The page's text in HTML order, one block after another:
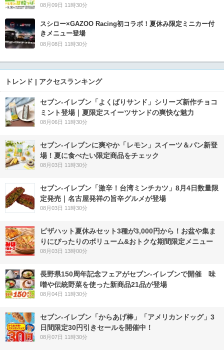
08月09日 11時30分
スシロー×GAZOO Racing初コラボ！夏休み限定ミニカー付
きメニュー登場
08月08日 11時30分
トレンド | アクセスランキング
セブン‐イレブン「よくばりサンド」シリーズ新作チョコ
ミント登場｜夏限定スイーツサンドの爽快な魅力
08月06日 11時30分
セブン‐イレブンに爽やか「レモン」スイーツ＆パン新登
場！夏に食べたい限定商品をチェック
08月03日 11時30分
セブン-イレブン「激辛！台湾ミンチカツ」8月4日数量限
定発売｜名古屋発祥の旨辛グルメが登場
08月03日 11時30分
ピザハット夏休みセット3種が3,000円から！お盆や集ま
りにぴったりのボリューム&おトクな期間限定メニュー
08月03日 13時00分
長野県150周年記念フェアがセブン-イレブンで開催 味
噌や伝統野菜を使った新商品21品が登場
08月04日 11時30分
セブン‐イレブン「からあげ棒」「アメリカンドッグ」3
日間限定30円引きセールを開催中！
08月07日 11時30分